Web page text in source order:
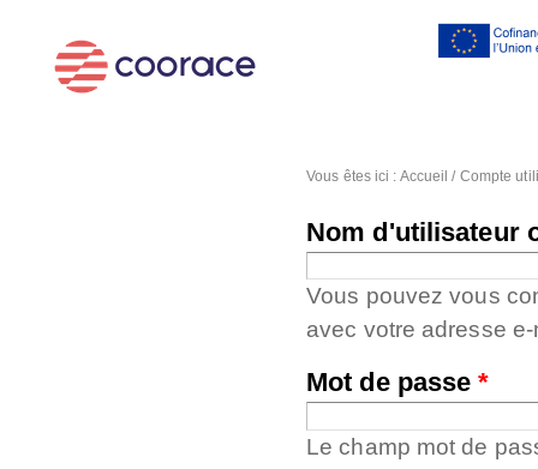
Vous êtes ici : Accueil / Compte
Nom d'utilisateur
Vous pouvez vous
avec votre adresse e-
Mot de passe*
Le champ mot de